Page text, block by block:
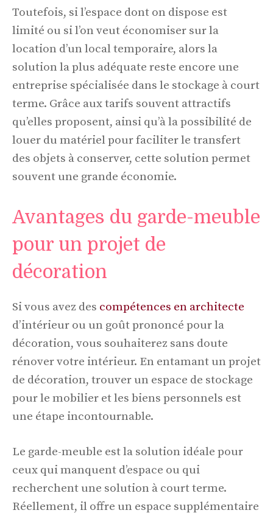
Toutefois, si l’espace dont on dispose est
limité ou si l’on veut économiser sur la
location d’un local temporaire, alors la
solution la plus adéquate reste encore une
entreprise spécialisée dans le stockage à court
terme. Grâce aux tarifs souvent attractifs
qu’elles proposent, ainsi qu’à la possibilité de
louer du matériel pour faciliter le transfert
des objets à conserver, cette solution permet
souvent une grande économie.
Avantages du garde-meuble
pour un projet de
décoration
Si vous avez des compétences en architecte
d’intérieur ou un goût prononcé pour la
décoration, vous souhaiterez sans doute
rénover votre intérieur. En entamant un projet
de décoration, trouver un espace de stockage
pour le mobilier et les biens personnels est
une étape incontournable.
Le garde-meuble est la solution idéale pour
ceux qui manquent d’espace ou qui
recherchent une solution à court terme.
Réellement, il offre un espace supplémentaire